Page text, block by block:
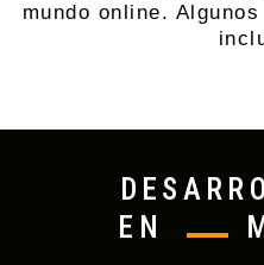
mundo online.
EN